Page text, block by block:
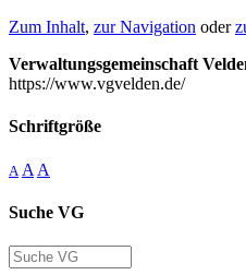
Zum Inhalt, zur Navigation oder
Verwaltungsgemeinschaft
https://www.vgvelden.de/
Schriftgröße
A A A
Suche VG